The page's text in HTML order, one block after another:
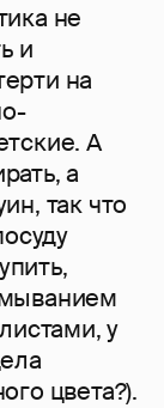
не
и
на
А
а
так что
у
цвета?).